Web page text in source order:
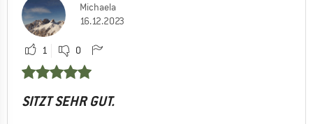
Michaela
16.12.2023
1 0
SITZT SEHR GUT.